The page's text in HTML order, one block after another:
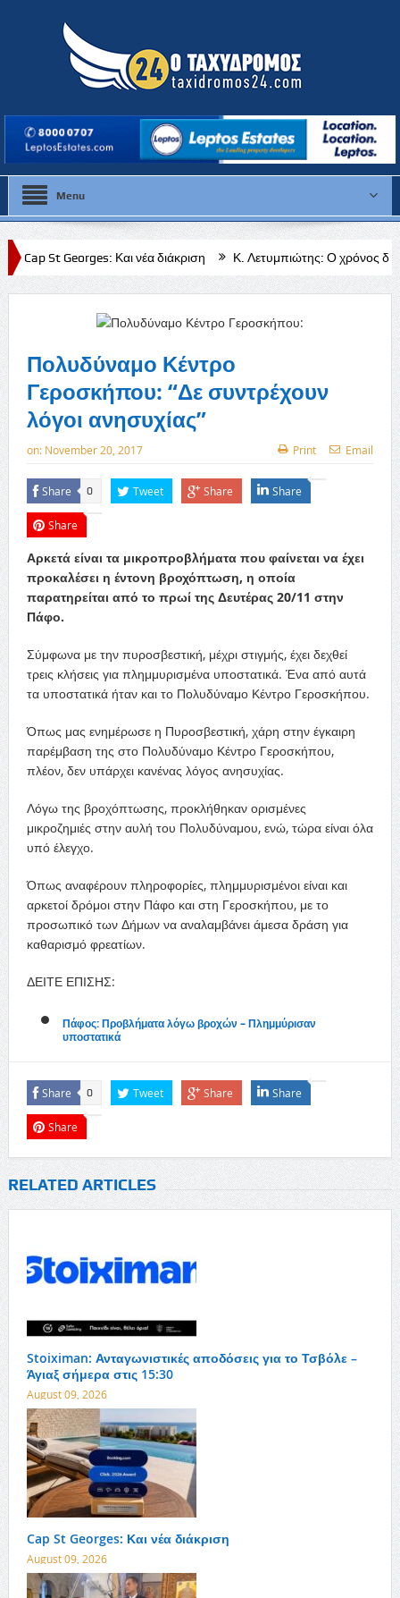
Menu
Και νέα διάκριση Κ. Λετυμπιώτης: Ο χρόνος δεν νομιμοποιεί τα
προς τη Νατά και όλες τις κοινότητες της Πάφου»
Πολυδύναμο Κέντρο
Γεροσκήπου: “Δε συντρέχουν
λόγοι ανησυχίας”
on: November 20, 2017 Print Email
Share 0 Tweet Share Share
Share
Αρκετά είναι τα μικροπροβλήματα που φαίνεται να έχει
προκαλέσει η έντονη βροχόπτωση, η οποία
παρατηρείται από το πρωί της Δευτέρας 20/11 στην
Πάφο.
Σύμφωνα με την πυροσβεστική, μέχρι στιγμής, έχει δεχθεί
τρεις κλήσεις για πλημμυρισμένα υποστατικά. Ένα από αυτά
τα υποστατικά ήταν και το Πολυδύναμο Κέντρο Γεροσκήπου.
Όπως μας ενημέρωσε η Πυροσβεστική, χάρη στην έγκαιρη
παρέμβαση της στο Πολυδύναμο Κέντρο Γεροσκήπου,
πλέον, δεν υπάρχει κανένας λόγος ανησυχίας.
Λόγω της βροχόπτωσης, προκλήθηκαν ορισμένες
μικροζημιές στην αυλή του Πολυδύναμου, ενώ, τώρα είναι όλα
υπό έλεγχο.
Όπως αναφέρουν πληροφορίες, πλημμυρισμένοι είναι και
αρκετοί δρόμοι στην Πάφο και στη Γεροσκήπου, με το
προσωπικό των Δήμων να αναλαμβάνει άμεσα δράση για
καθαρισμό φρεατίων.
ΔΕΙΤΕ ΕΠΙΣΗΣ:
Πάφος: Προβλήματα λόγω βροχών – Πλημμύρισαν
υποστατικά
Share 0 Tweet Share Share
Share
RELATED ARTICLES
Stoiximan: Ανταγωνιστικές αποδόσεις για το Τσβόλε –
Άγιαξ σήμερα στις 15:30
August 09, 2026
Cap St Georges: Και νέα διάκριση
August 09, 2026